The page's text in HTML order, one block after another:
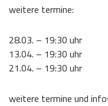
weitere termine:
28.03. – 19:30 uhr
13.04. – 19:30 uhr
21.04. – 19:30 uhr
weitere termine und